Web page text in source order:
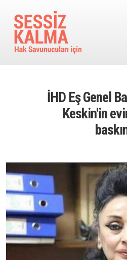
İHD Eş Genel
Keskin'in
Image